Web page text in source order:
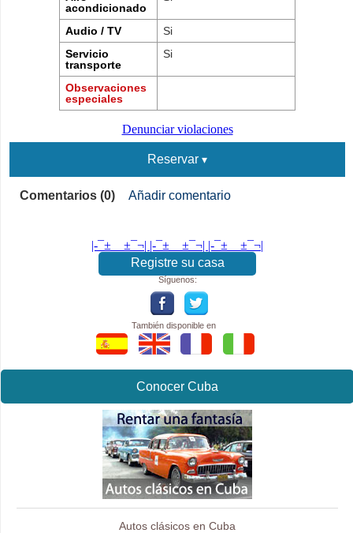
acondicionado
Audio / TV
Si
Servicio
transporte
Si
Observaciones
especiales
Denunciar violaciones
Reservar
Comentarios (0) Añadir comentario
|-¯±­__­±¯¬| |-¯±­__­±¯¬| |-¯±­__­±¯¬|
Registre su casa
Síguenos:
También disponible en
Conocer Cuba
Autos clásicos en Cuba